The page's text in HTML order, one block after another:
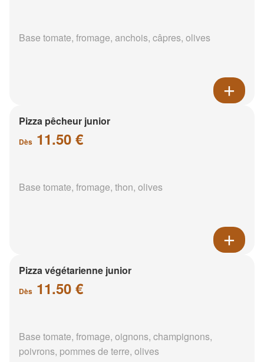
Base tomate, fromage, anchois, câpres, olives
Pizza pêcheur junior
Dès 11.50 €
Base tomate, fromage, thon, olives
Pizza végétarienne junior
Dès 11.50 €
Base tomate, fromage, oignons, champignons,
poivrons, pommes de terre, olives